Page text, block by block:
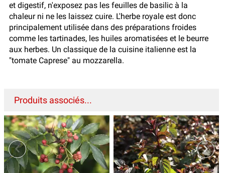
et digestif, n'exposez pas les feuilles de basilic à la
chaleur ni ne les laissez cuire. L'herbe royale est donc
principalement utilisée dans des préparations froides
comme les tartinades, les huiles aromatisées et le beurre
aux herbes. Un classique de la cuisine italienne est la
"tomate Caprese" au mozzarella.
Produits associés...